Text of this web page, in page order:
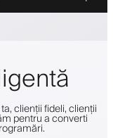
clienții fideli, clienții
pentru a converti